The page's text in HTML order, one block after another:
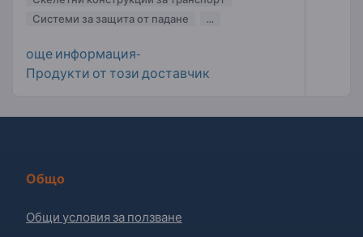
Системи за защита от падане
...
още информация-
Продукти от този доставчик
Общо
Общи условия за ползване